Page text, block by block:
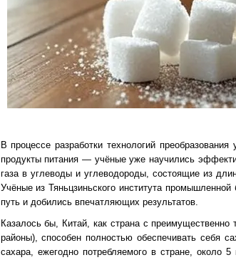
В процессе разработки технологий
продукты питания — учёные уже научились
газа в углеводы и углеводороды, состоящие из
Учёные из Тяньцзиньского института
путь и добились впечатляющих результатов.
Казалось бы, Китай, как страна с
районы), способен полностью обеспечивать себя
сахара, ежегодно потребляемого в стране, около